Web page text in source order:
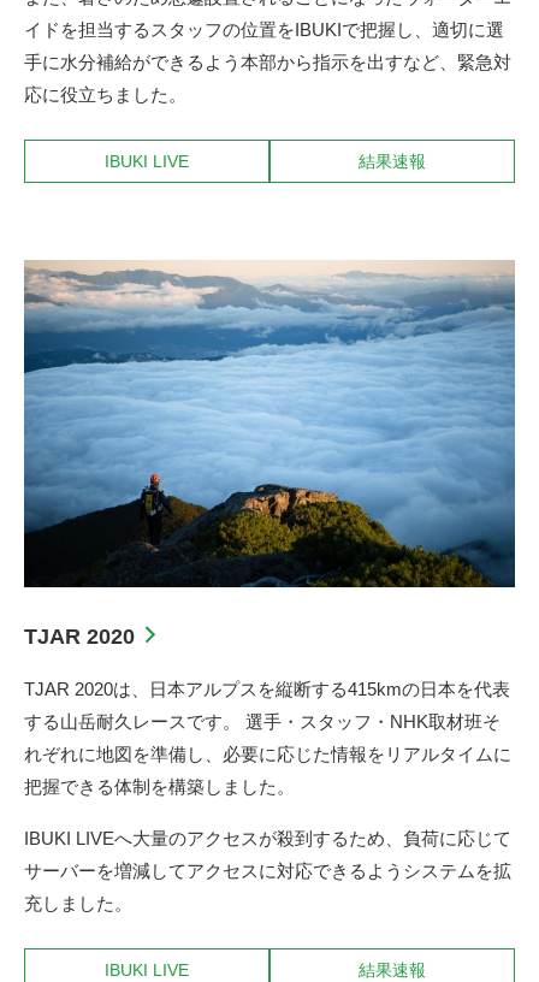
イドを担当するスタッフの位置をIBUKIで把握し、適切に選
手に水分補給ができるよう本部から指示を出すなど、緊急対
応に役立ちました。
IBUKI LIVE 結果速報
TJAR 2020
TJAR 2020は、日本アルプスを縦断する415kmの日本を代表
する山岳耐久レースです。 選手・スタッフ・NHK取材班そ
れぞれに地図を準備し、必要に応じた情報をリアルタイムに
把握できる体制を構築しました。
IBUKI LIVEへ大量のアクセスが殺到するため、負荷に応じて
サーバーを増減してアクセスに対応できるようシステムを拡
充しました。
IBUKI LIVE 結果速報